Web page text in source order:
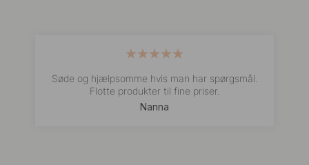
Søde og hjælpsomme hvis man har spørgsmål.
Flotte produkter til fine priser.
Nanna